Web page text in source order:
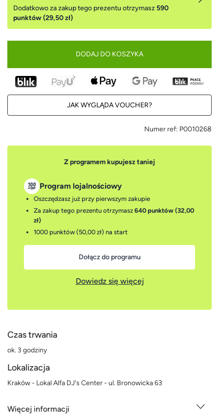
Dodatkowo za zakup tego prezentu otrzymasz590
punktów (29,50 zł)
DODAJ DO KOSZYKA
JAK WYGLĄDA VOUCHER?
Numer ref: P0010268
Z programem kupujesz taniej
Program lojalnościowy
Oszczędzasz już przy pierwszym zakupie
Za zakup tego prezentu otrzymasz 640 punktów (32,00
zł)
1000 punktów (50,00 zł) na start
Dołącz do programu
Dowiedz się więcej
Czas trwania
ok. 3 godziny
Lokalizacja
Kraków - Lokal Alfa DJ's Center - ul. Bronowicka 63
Więcej informacji